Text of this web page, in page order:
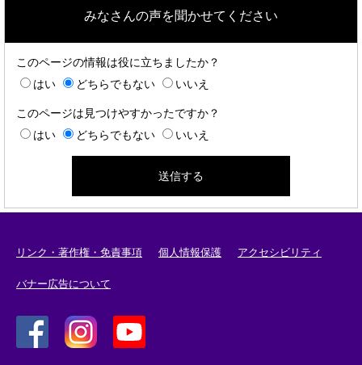
みなさんの声を聞かせてください
このページの情報は役に立ちましたか？
はい
どちらでもない いいえ
このページは見つけやすかったですか？
はい
どちらでもない いいえ
リンク・著作権・免責事項 個人情報保護 アクセシビリティ
バナー広告について